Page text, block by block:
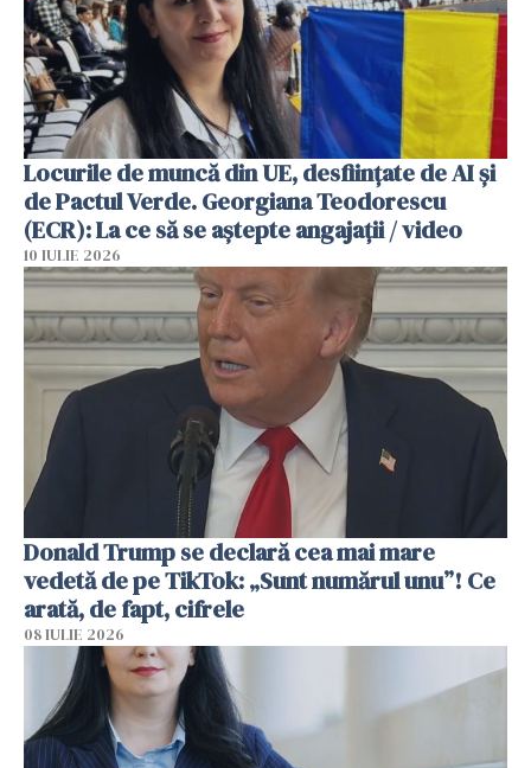
Locurile de muncă din UE, desființate de AI și
de Pactul Verde. Georgiana Teodorescu
(ECR): La ce să se aștepte angajații / video
10 IULIE 2026
Donald Trump se declară cea mai mare
vedetă de pe TikTok: „Sunt numărul unu”! Ce
arată, de fapt, cifrele
08 IULIE 2026